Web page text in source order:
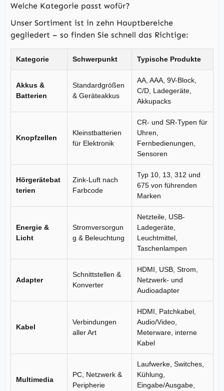
Welche Kategorie passt wofür?
Unser Sortiment ist in zehn Hauptbereiche
gegliedert – so finden Sie schnell das Richtige:
Kategorie Schwerpunkt Typische Produkte
Akkus &
Batterien
Standardgrößen
& Geräteakkus
AA, AAA, 9V-Block,
C/D, Ladegeräte,
Akkupacks
Knopfzellen
Kleinstbatterien
für Elektronik
CR- und SR-Typen für
Uhren,
Fernbedienungen,
Sensoren
Hörgerätebat
terien
Zink-Luft nach
Farbcode
Typ 10, 13, 312 und
675 von führenden
Marken
Energie &
Licht
Stromversorgun
g & Beleuchtung
Netzteile, USB-
Ladegeräte,
Leuchtmittel,
Taschenlampen
Adapter
Schnittstellen &
Konverter
HDMI, USB, Strom,
Netzwerk- und
Audioadapter
Kabel
Verbindungen
aller Art
HDMI, Patchkabel,
Audio/Video,
Meterware, interne
Kabel
Multimedia
PC, Netzwerk &
Peripherie
Laufwerke, Switches,
Kühlung,
Eingabe/Ausgabe,